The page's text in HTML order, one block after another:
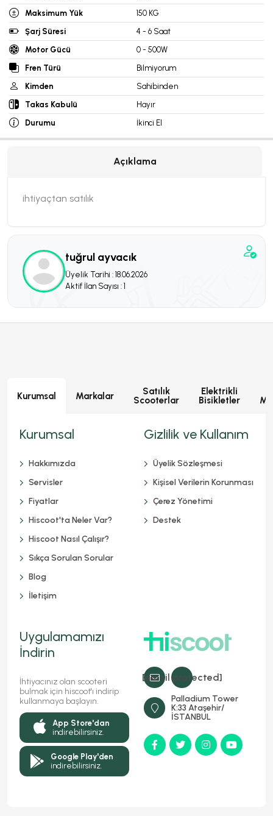
Maksimum Yük
150 KG
Şarj Süresi
4 - 6 Saat
Motor Gücü
0 - 500W
Fren Türü
Bilmiyorum
Kimden
Sahibinden
Takas Kabulü
Hayır
Durumu
İkinci El
tuğrul ayvacık
Üyelik Tarihi : 18.06.2026
Aktif İlan Sayısı : 1
Açıklama
ihtiyaçtan satılık
Kurumsal Markalar
Satılık
Scooterlar
Elektrikli
Bisikletler
[email protected]
Palladium Tower
K:33 Ataşehir/
İSTANBUL
Kurumsal
Hakkımızda
Servisler
Fiyatlar
Hiscoot'ta Neler Var?
Hiscoot Nasıl Çalışır?
Sıkça Sorulan Sorular
Blog
İletişim
Gizlilik ve Kullanım
Üyelik Sözleşmesi
Kişisel Verilerin Korunması
Çerez Yönetimi
Destek
Uygulamamızı
İndirin
İhtiyacınız olan scooteri
bulmak için hiscoot'ı indirip
kullanmaya başlayın.
App Store'dan
indirebilirsiniz.
Google Play'den
indirebilirsiniz.